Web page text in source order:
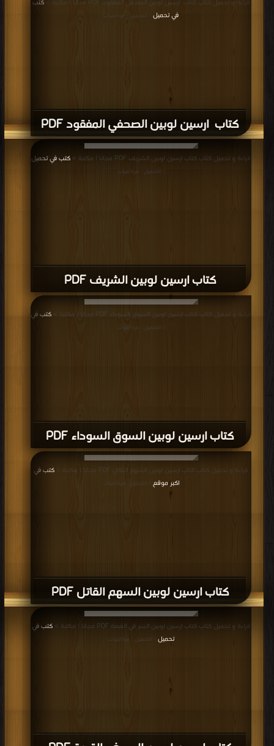
كتاب ارسين لوبين الصحفي المفقود PDF
قراءة و تحميل كتاب كتاب ارسين لوبين الصحفي المفقود PDF مجانا | مكتبة >
كتب
في تحميل
| التحميل : مرة/مرات
كتاب ارسين لوبين الشريف PDF
قراءة و تحميل كتاب كتاب ارسين لوبين الشريف PDF مجانا | مكتبة > كتب في تحميل
| التحميل : مرة/مرات
كتاب ارسين لوبين السوق السوداء PDF
قراءة و تحميل كتاب كتاب ارسين لوبين السوق السوداء PDF مجانا | مكتبة > كتب في
| التحميل : مرة/مرات
كتاب ارسين لوبين السهم القاتل PDF
قراءة و تحميل كتاب كتاب ارسين لوبين السهم القاتل PDF مجانا | مكتبة >
كتب في
اكبر موقع
| التحميل : مرة/مرات
قراءة و تحميل كتاب كتاب ارسين لوبين السر في القبعة PDF مجانا | مكتبة >
كتب في
تحميل
| التحميل : مرة/مرات